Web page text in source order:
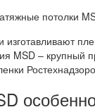
MSD – крупный